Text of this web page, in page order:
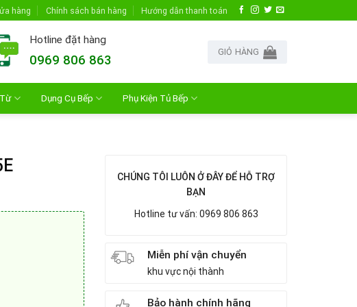
hàng Chính sách bán hàng Hướng dẫn thanh toán
Hotline đặt hàng
0969 806 863
GIỎ HÀNG
Dụng Cụ Bếp Phụ Kiện Tủ Bếp
CHÚNG TÔI LUÔN Ở ĐÂY ĐỂ HỖ TRỢ
BẠN
Hotline tư vấn: 0969 806 863
Miễn phí vận chuyển
khu vực nội thành
Bảo hành chính hãng